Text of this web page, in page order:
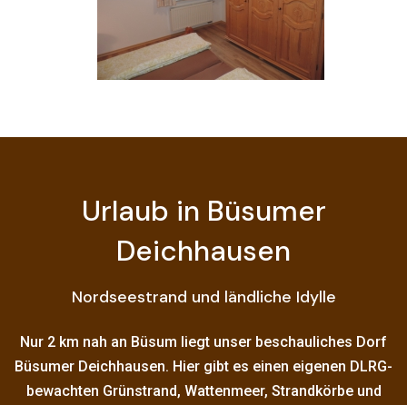
Urlaub in Büsumer
Deichhausen
Nordseestrand und ländliche Idylle
Nur 2 km nah an Büsum liegt unser beschauliches Dorf
Büsumer Deichhausen. Hier gibt es einen eigenen DLRG-
bewachten Grünstrand, Wattenmeer, Strandkörbe und